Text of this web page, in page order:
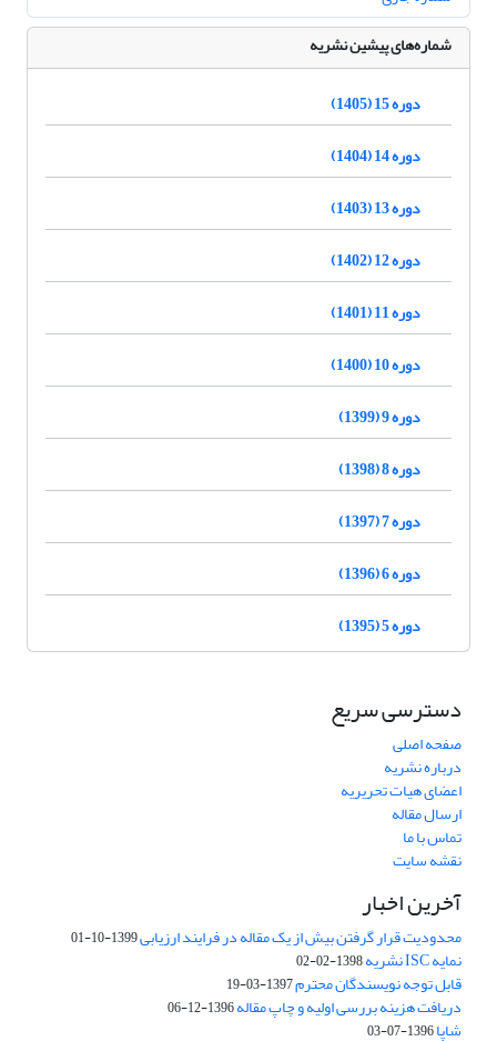
شماره‌های پیشین نشریه
دوره 15 (1405)
دوره 14 (1404)
دوره 13 (1403)
دوره 12 (1402)
دوره 11 (1401)
دوره 10 (1400)
دوره 9 (1399)
دوره 8 (1398)
دوره 7 (1397)
دوره 6 (1396)
دوره 5 (1395)
دسترسی سریع
صفحه اصلی
درباره نشریه
اعضای هیات تحریریه
ارسال مقاله
تماس با ما
نقشه سایت
آخرین اخبار
محدودیت قرار گرفتن بیش از یک مقاله در فرایند ارزیابی1399-10-01
نمایه ISC نشریه 1398-02-02
قابل توجه نویسندگان محترم1397-03-19
دریافت هزینه بررسی اولیه و چاپ مقاله1396-12-06
شاپا1396-07-03